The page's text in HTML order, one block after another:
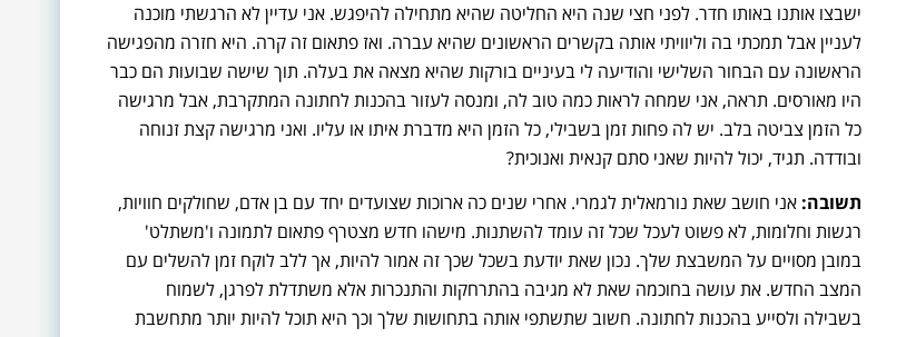
ישבצו אותנו באותו חדר. לפני חצי שנה היא החליטה שהיא מתחילה להיפגש. אני עדיין לא הרגשתי מוכנה
לעניין אבל תמכתי בה וליוויתי אותה בקשרים הראשונים שהיא עברה. ואז פתאום זה קרה. היא חזרה מהפגישה
הראשונה עם הבחור השלישי והודיעה לי בעיניים בורקות שהיא מצאה את בעלה. תוך שישה שבועות הם כבר
היו מאורסים. תראה, אני שמחה לראות כמה טוב לה, ומנסה לעזור בהכנות לחתונה המתקרבת, אבל מרגישה
כל הזמן צביטה בלב. יש לה פחות זמן בשבילי, כל הזמן היא מדברת איתו או עליו. ואני מרגישה קצת זנוחה
ובודדה. תגיד, יכול להיות שאני סתם קנאית ואנוכית?
תשובה: אני חושב שאת נורמאלית לגמרי. אחרי שנים כה ארוכות שצועדים יחד עם בן אדם, שחולקים חוויות,
רגשות וחלומות, לא פשוט לעכל שכל זה עומד להשתנות. מישהו חדש מצטרף פתאום לתמונה ו'משתלט'
במובן מסויים על המשבצת שלך. נכון שאת יודעת בשכל שכך זה אמור להיות, אך ללב לוקח זמן להשלים עם
המצב החדש. את עושה בחוכמה שאת לא מגיבה בהתרחקות והתנכרות אלא משתדלת לפרגן, לשמוח
בשבילה ולסייע בהכנות לחתונה. חשוב שתשתפי אותה בתחושות שלך וכך היא תוכל להיות יותר מתחשבת